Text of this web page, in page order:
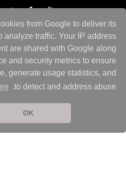
from Google to deliver its
analyze traffic. Your IP address
are shared with Google along
and security metrics to ensure
generate usage statistics, and
to detect and address abuse.
OK